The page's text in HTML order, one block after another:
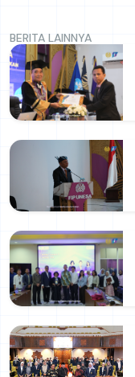
BERITA LAINNYA